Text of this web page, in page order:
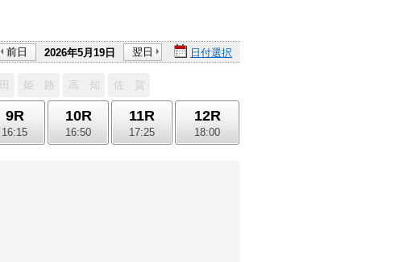
前日 2026年5月19日 翌日 日付選択
姫 路 高 知 佐 賀
9R
16:15
10R
16:50
11R
17:25
12R
18:00